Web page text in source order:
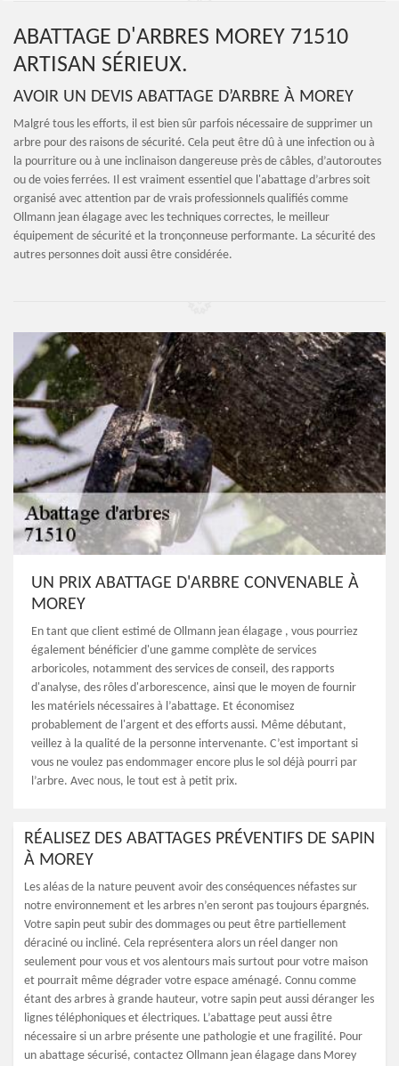
ABATTAGE D'ARBRES MOREY 71510
ARTISAN SÉRIEUX.
AVOIR UN DEVIS ABATTAGE D’ARBRE À MOREY
Malgré tous les efforts, il est bien sûr parfois nécessaire de supprimer un
arbre pour des raisons de sécurité. Cela peut être dû à une infection ou à
la pourriture ou à une inclinaison dangereuse près de câbles, d’autoroutes
ou de voies ferrées. Il est vraiment essentiel que l'abattage d’arbres soit
organisé avec attention par de vrais professionnels qualifiés comme
Ollmann jean élagage avec les techniques correctes, le meilleur
équipement de sécurité et la tronçonneuse performante. La sécurité des
autres personnes doit aussi être considérée.
UN PRIX ABATTAGE D'ARBRE CONVENABLE À
MOREY
En tant que client estimé de Ollmann jean élagage , vous pourriez
également bénéficier d'une gamme complète de services
arboricoles, notamment des services de conseil, des rapports
d'analyse, des rôles d'arborescence, ainsi que le moyen de fournir
les matériels nécessaires à l’abattage. Et économisez
probablement de l'argent et des efforts aussi. Même débutant,
veillez à la qualité de la personne intervenante. C’est important si
vous ne voulez pas endommager encore plus le sol déjà pourri par
l’arbre. Avec nous, le tout est à petit prix.
RÉALISEZ DES ABATTAGES PRÉVENTIFS DE SAPIN
À MOREY
Les aléas de la nature peuvent avoir des conséquences néfastes sur
notre environnement et les arbres n’en seront pas toujours épargnés.
Votre sapin peut subir des dommages ou peut être partiellement
déraciné ou incliné. Cela représentera alors un réel danger non
seulement pour vous et vos alentours mais surtout pour votre maison
et pourrait même dégrader votre espace aménagé. Connu comme
étant des arbres à grande hauteur, votre sapin peut aussi déranger les
lignes téléphoniques et électriques. L’abattage peut aussi être
nécessaire si un arbre présente une pathologie et une fragilité. Pour
un abattage sécurisé, contactez Ollmann jean élagage dans Morey